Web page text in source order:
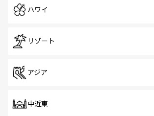
ハワイ
リゾート
アジア
中近東